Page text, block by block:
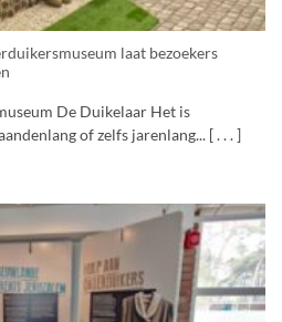
laat bezoekers
De Duikelaar Het is
of zelfs jarenlang... [ . . . ]